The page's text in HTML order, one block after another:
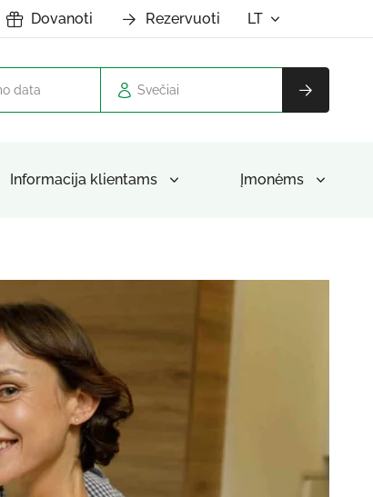
Dovanoti Rezervuoti LT
Svečiai
Informacija klientams Įmonėms